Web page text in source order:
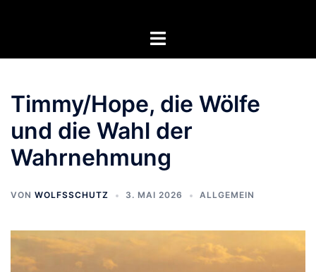
Menü
Timmy/Hope, die Wölfe
und die Wahl der
Wahrnehmung
VON WOLFSSCHUTZ 3. MAI 2026 ALLGEMEIN